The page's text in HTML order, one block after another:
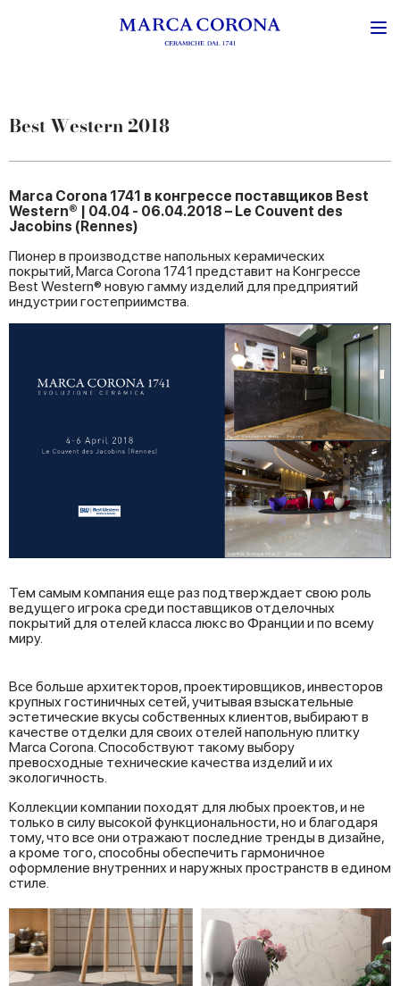
Best Western 2018
Marca Corona 1741 в конгрессе поставщиков Best
Western® | 04.04 - 06.04.2018 – Le Couvent des
Jacobins (Rennes)
Пионер в производстве напольных керамических
покрытий, Marca Corona 1741 представит на Конгрессе
Best Western® новую гамму изделий для предприятий
индустрии гостеприимства.
Тем самым компания еще раз подтверждает свою роль
ведущего игрока среди поставщиков отделочных
покрытий для отелей класса люкс во Франции и по всему
миру.
Все больше архитекторов, проектировщиков, инвесторов
крупных гостиничных сетей, учитывая взыскательные
эстетические вкусы собственных клиентов, выбирают в
качестве отделки для своих отелей напольную плитку
Marca Corona. Способствуют такому выбору
превосходные технические качества изделий и их
экологичность.
Коллекции компании походят для любых проектов, и не
только в силу высокой функциональности, но и благодаря
тому, что все они отражают последние тренды в дизайне,
а кроме того, способны обеспечить гармоничное
оформление внутренних и наружных пространств в едином
стиле.